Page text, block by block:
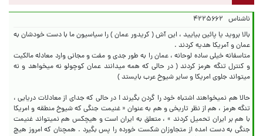
ناشناس ۴۲۲۵۶۶۲
بالا بروید یا پائین بیایید ، این آش ( کریدور عمان ) را سیاسیون ما با دست خودشان به
متاسفانه خیلی ساده لوحانه ، عمان را به طور جدی و مفت و مجانی وارد معادله مالکیت
و کنترل تنگه هرمز کردند ( در حالی که همه میدانند عمان کوچولو نه میخواهد و نه
حالا هم نمیخواهند اشتباه خود را گردن بگیرند ! در حالی که جدای از معادلات دریایی ،
تنگه هرمز ، هم از نظر تاریخی و هم به عنوان « غنیمت جنگی که شیوخ منطقه و امریکا
با هم بر ایران تحمیل کردند » ، متعلق به ایران است و هیچکس هم نمیتواند غنیمت
جنگی به دست امده از متجاوزان شکست خورده را پس بگیرد . همچنان که امروز هیچ